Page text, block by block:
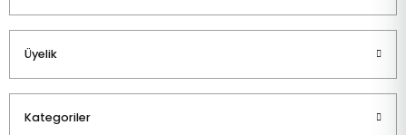
Üyelik
Kategoriler